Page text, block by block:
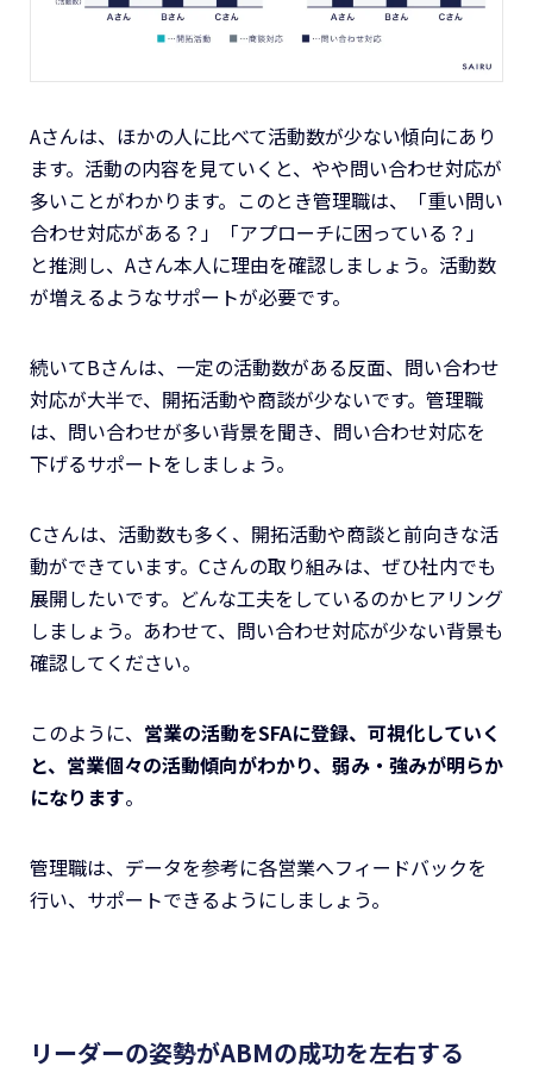
Aさんは、ほかの人に比べて活動数が少ない傾向にあり
ます。活動の内容を見ていくと、やや問い合わせ対応が
多いことがわかります。このとき管理職は、「重い問い
合わせ対応がある？」「アプローチに困っている？」
と推測し、Aさん本人に理由を確認しましょう。活動数
が増えるようなサポートが必要です。
続いてBさんは、一定の活動数がある反面、問い合わせ
対応が大半で、開拓活動や商談が少ないです。管理職
は、問い合わせが多い背景を聞き、問い合わせ対応を
下げるサポートをしましょう。
Cさんは、活動数も多く、開拓活動や商談と前向きな活
動ができています。Cさんの取り組みは、ぜひ社内でも
展開したいです。どんな工夫をしているのかヒアリング
しましょう。あわせて、問い合わせ対応が少ない背景も
確認してください。
このように、 営業の活動をSFAに登録、可視化していく
と、営業個々の活動傾向がわかり、弱み・強みが明らか
になります。
管理職は、データを参考に各営業へフィードバックを
行い、サポートできるようにしましょう。
リーダーの姿勢がABMの成功を左右する